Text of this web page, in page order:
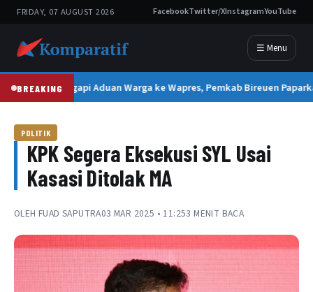
FRIDAY, 07 AUGUST 2026 FacebookTwitter/XInstagramYouTube
☰ Menu
BREAKINGTanggapi Aduan Warga ke Wapres, Pemkab Bireuen
POLITIK
KPK Segera Eksekusi SYL Usai
Kasasi Ditolak MA
OLEH FUAD SAPUTRA03 MAR 2025 • 11:253 MENIT BACA